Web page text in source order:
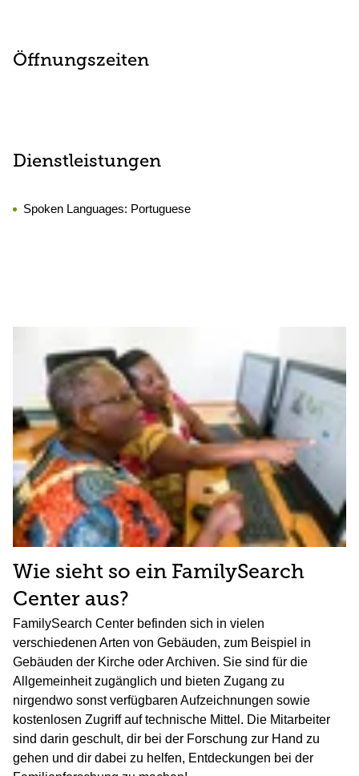
Öffnungszeiten
Dienstleistungen
Spoken Languages: Portuguese
Wie sieht so ein FamilySearch
Center aus?
FamilySearch Center befinden sich in vielen
verschiedenen Arten von Gebäuden, zum Beispiel in
Gebäuden der Kirche oder Archiven. Sie sind für die
Allgemeinheit zugänglich und bieten Zugang zu
nirgendwo sonst verfügbaren Aufzeichnungen sowie
kostenlosen Zugriff auf technische Mittel. Die Mitarbeiter
sind darin geschult, dir bei der Forschung zur Hand zu
gehen und dir dabei zu helfen, Entdeckungen bei der